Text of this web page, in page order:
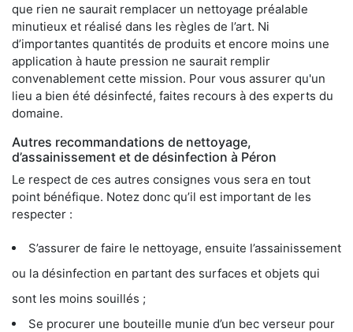
que rien ne saurait remplacer un nettoyage préalable
minutieux et réalisé dans les règles de l’art. Ni
d’importantes quantités de produits et encore moins une
application à haute pression ne saurait remplir
convenablement cette mission. Pour vous assurer qu'un
lieu a bien été désinfecté, faites recours à des experts du
domaine.
Autres recommandations de nettoyage,
d’assainissement et de désinfection à Péron
Le respect de ces autres consignes vous sera en tout
point bénéfique. Notez donc qu’il est important de les
respecter :
S’assurer de faire le nettoyage, ensuite l’assainissement
ou la désinfection en partant des surfaces et objets qui
sont les moins souillés ;
Se procurer une bouteille munie d’un bec verseur pour